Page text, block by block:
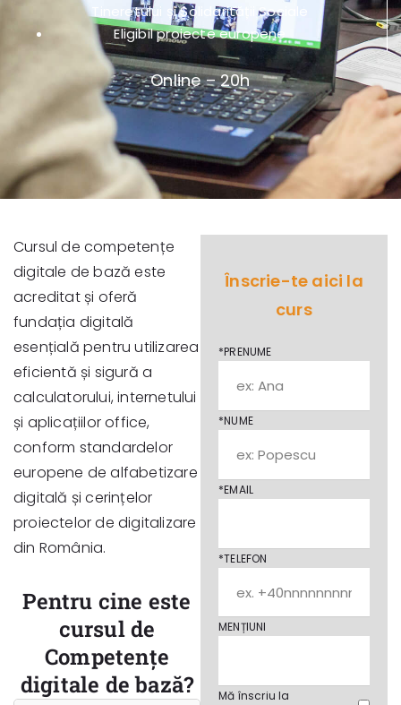
Tineretului și Solidarității Sociale
Eligibil proiecte europene
Online – 20h
Cursul de competențe
digitale de bază este
acreditat și oferă
fundația digitală
esențială pentru utilizarea
eficientă și sigură a
calculatorului, internetului
și aplicațiilor office,
conform standardelor
europene de alfabetizare
digitală și cerințelor
proiectelor de digitalizare
din România.
Pentru cine este
cursul de
Competențe
digitale de bază?
Înscrie-te aici la
curs
*PRENUME
*NUME
*EMAIL
*TELEFON
MENȚIUNI
Mă înscriu la